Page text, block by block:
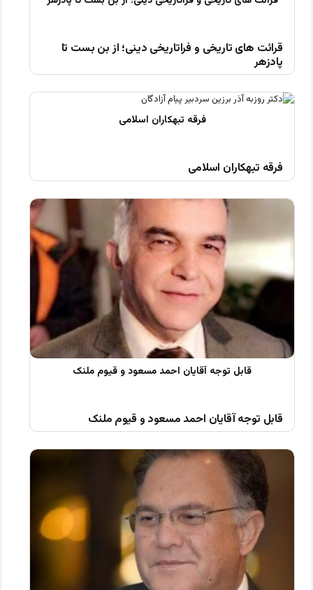
قرائت های تاریخی و فراتاریخی دینی؛ از بن بست تا
پادزهر
فرقه تبهکاران اسلامی
قابل توجه آقایان احمد مسعود و قیوم ملنک